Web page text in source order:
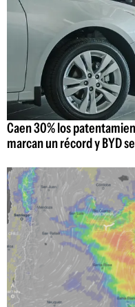
Caen 30% los
marcan un récord y BYD